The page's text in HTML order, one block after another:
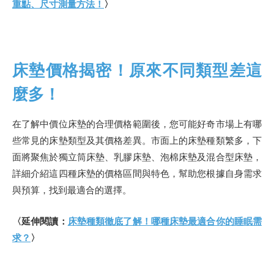
重點、尺寸測量方法！ 〉
床墊價格揭密！原來不同類型差這
麼多！
在了解中價位床墊的合理價格範圍後，您可能好奇市場上有哪
些常見的床墊類型及其價格差異。市面上的床墊種類繁多，下
面將聚焦於獨立筒床墊、乳膠床墊、泡棉床墊及混合型床墊，
詳細介紹這四種床墊的價格區間與特色，幫助您根據自身需求
與預算，找到最適合的選擇。
〈延伸閱讀： 床墊種類徹底了解！哪種床墊最適合你的睡眠需
求？ 〉